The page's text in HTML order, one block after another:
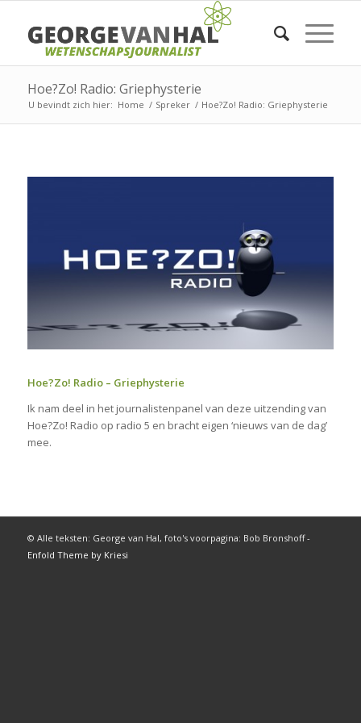
Hoe?Zo! Radio: Griephysterie
U bevindt zich hier: Home / Spreker / Hoe?Zo! Radio: Griephysterie
Hoe?Zo! Radio – Griephysterie
Ik nam deel in het journalistenpanel van deze uitzending van
Hoe?Zo! Radio op radio 5 en bracht eigen ‘nieuws van de dag’
mee.
© Alle teksten: George van Hal, foto's voorpagina: Bob Bronshoff -
Enfold Theme by Kriesi